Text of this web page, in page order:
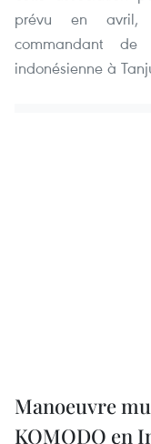
prévu en avril,
commandant
indonésienne à
Manoeuvre
KOMODO en